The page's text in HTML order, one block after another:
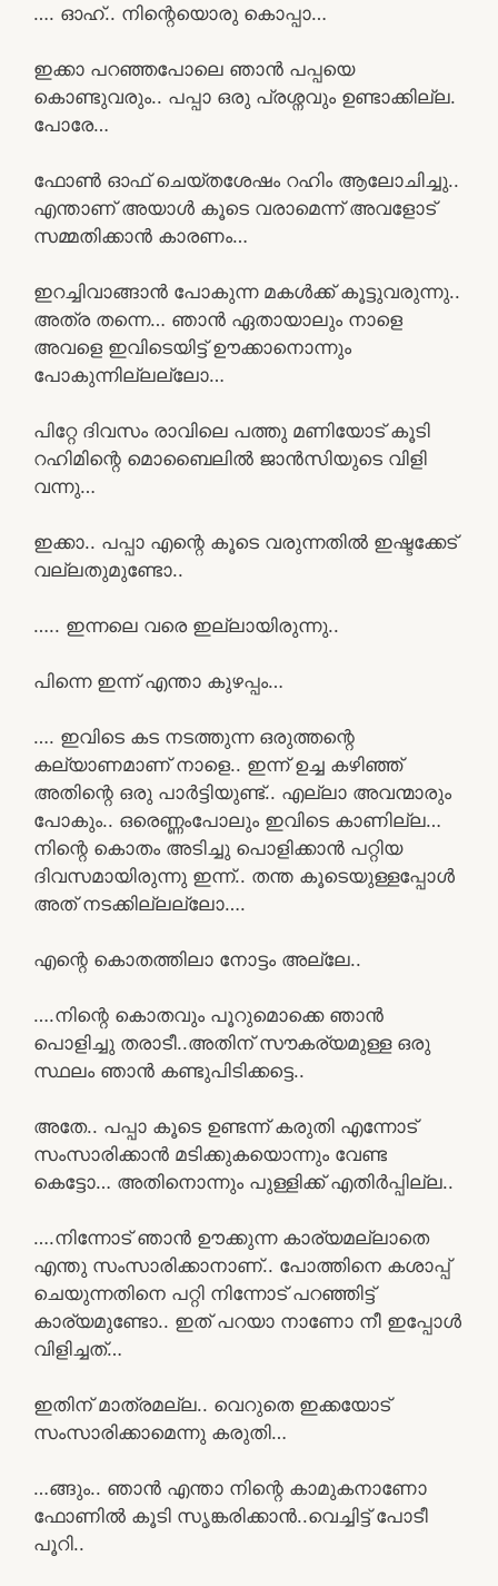
…. ഓഹ്.. നിന്റെയൊരു കൊപ്പാ…
ഇക്കാ പറഞ്ഞപോലെ ഞാൻ പപ്പയെ
കൊണ്ടുവരും.. പപ്പാ ഒരു പ്രശ്നവും ഉണ്ടാക്കില്ല.
പോരേ…
ഫോൺ ഓഫ്‌ ചെയ്തശേഷം റഹിം ആലോചിച്ചു..
എന്താണ് അയാൾ കൂടെ വരാമെന്ന് അവളോട്
സമ്മതിക്കാൻ കാരണം…
ഇറച്ചിവാങ്ങാൻ പോകുന്ന മകൾക്ക് കൂട്ടുവരുന്നു..
അത്ര തന്നെ… ഞാൻ ഏതായാലും നാളെ
അവളെ ഇവിടെയിട്ട് ഊക്കാനൊന്നും
പോകുന്നില്ലല്ലോ…
പിറ്റേ ദിവസം രാവിലെ പത്തു മണിയോട് കൂടി
റഹിമിന്റെ മൊബൈലിൽ ജാൻസിയുടെ വിളി
വന്നു…
ഇക്കാ.. പപ്പാ എന്റെ കൂടെ വരുന്നതിൽ ഇഷ്ടക്കേട്
വല്ലതുമുണ്ടോ..
….. ഇന്നലെ വരെ ഇല്ലായിരുന്നു..
പിന്നെ ഇന്ന്‌ എന്താ കുഴപ്പം…
…. ഇവിടെ കട നടത്തുന്ന ഒരുത്തന്റെ
കല്യാണമാണ് നാളെ.. ഇന്ന്‌ ഉച്ച കഴിഞ്ഞ്
അതിന്റെ ഒരു പാർട്ടിയുണ്ട്.. എല്ലാ അവന്മാരും
പോകും.. ഒരെണ്ണംപോലും ഇവിടെ കാണില്ല…
നിന്റെ കൊതം അടിച്ചു പൊളിക്കാൻ പറ്റിയ
ദിവസമായിരുന്നു ഇന്ന്‌.. തന്ത കൂടെയുള്ളപ്പോൾ
അത് നടക്കില്ലല്ലോ….
എന്റെ കൊതത്തിലാ നോട്ടം അല്ലേ..
….നിന്റെ കൊതവും പൂറുമൊക്കെ ഞാൻ
പൊളിച്ചു തരാടീ..അതിന് സൗകര്യമുള്ള ഒരു
സ്ഥലം ഞാൻ കണ്ടുപിടിക്കട്ടെ..
അതേ.. പപ്പാ കൂടെ ഉണ്ടന്ന് കരുതി എന്നോട്
സംസാരിക്കാൻ മടിക്കുകയൊന്നും വേണ്ട
കെട്ടോ… അതിനൊന്നും പുള്ളിക്ക് എതിർപ്പില്ല..
….നിന്നോട് ഞാൻ ഊക്കുന്ന കാര്യമല്ലാതെ
എന്തു സംസാരിക്കാനാണ്.. പോത്തിനെ കശാപ്പ്
ചെയുന്നതിനെ പറ്റി നിന്നോട് പറഞ്ഞിട്ട്
കാര്യമുണ്ടോ.. ഇത് പറയാ നാണോ നീ ഇപ്പോൾ
വിളിച്ചത്…
ഇതിന് മാത്രമല്ല.. വെറുതെ ഇക്കയോട്
സംസാരിക്കാമെന്നു കരുതി…
…ങ്ങും.. ഞാൻ എന്താ നിന്റെ കാമുകനാണോ
ഫോണിൽ കൂടി സൃങ്കരിക്കാൻ..വെച്ചിട്ട് പോടീ
പൂറി..